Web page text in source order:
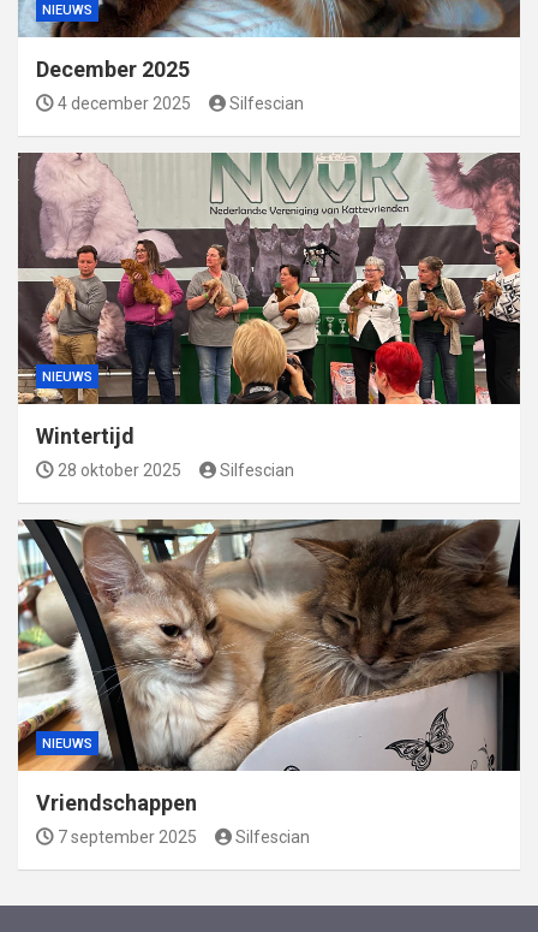
NIEUWS
December 2025
4 december 2025 Silfescian
NIEUWS
Wintertijd
28 oktober 2025 Silfescian
NIEUWS
Vriendschappen
7 september 2025 Silfescian